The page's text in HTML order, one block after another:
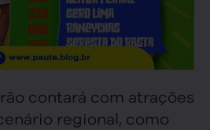
contará com atrações
regional, como